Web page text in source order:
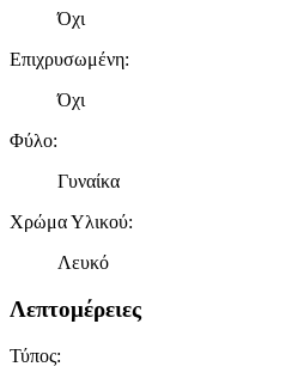
Όχι
Επιχρυσωμένη:
Όχι
Φύλο:
Γυναίκα
Χρώμα Υλικού:
Λευκό
Λεπτομέρειες
Τύπος: